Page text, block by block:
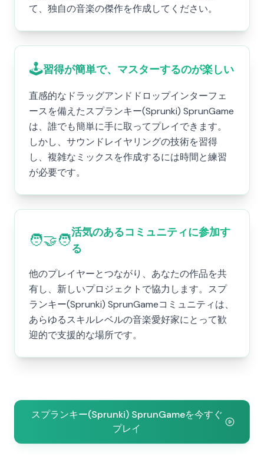
て、独自の音楽の傑作を作成してください。
🕹️習得が簡単で、マスターするのが楽しい
直感的なドラッグアンドドロップインターフェ
ースを備えたスプランキー(Sprunki) SprunGame
は、誰でも簡単に手に取ってプレイできます。
しかし、サウンドレイヤリングの技術を習得
し、複雑なミックスを作成するには時間と練習
が必要です。
🧑‍🤝‍🧑活気のあるコミュニティに参加す
る
他のプレイヤーとつながり、あなたの作品を共
有し、新しいプロジェクトで協力します。スプ
ランキー(Sprunki) SprunGameコミュニティは、
あらゆるスキルレベルの音楽愛好家にとって歓
迎的で支援的な場所です。
スプランキー(Sprunki) SprunGameを今すぐ
プレイ